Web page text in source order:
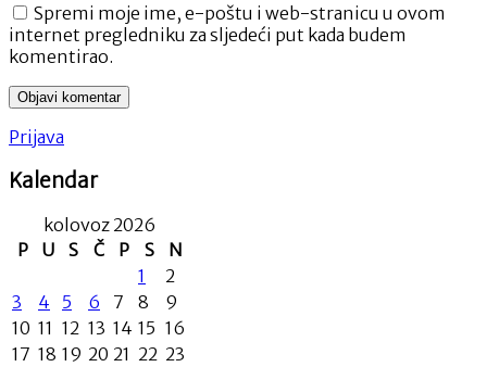
Spremi moje ime, e-poštu i web-stranicu u ovom
internet pregledniku za sljedeći put kada budem
komentirao.
Prijava
Kalendar
kolovoz 2026
P
U S Č P S
N
1
2
3
4 5 6 7 8
9
10 11 12 13 14 15 16
17 18 19 20 21 22 23